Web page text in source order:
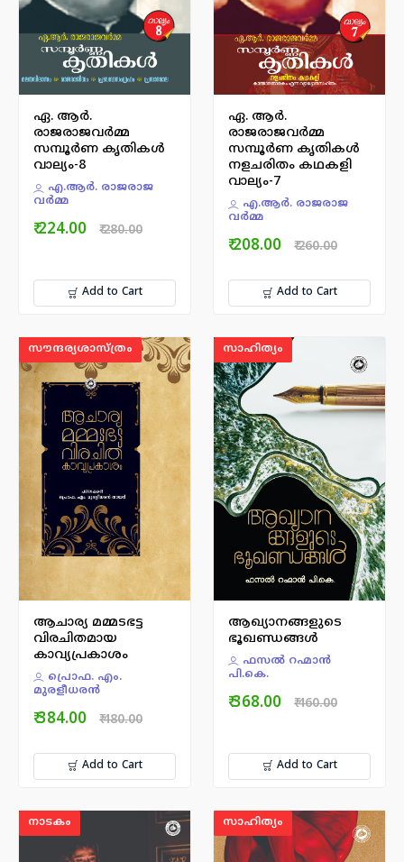
ഏ. ആർ.
രാജരാജവര്‍മ്മ
സമ്പൂര്‍ണ കൃതികൾ
വാല്യം-8
എ.ആർ. രാജരാജ
വർമ്മ
₹ 224.00 ₹ 280.00
Add to Cart
ഏ. ആർ.
രാജരാജവര്‍മ്മ
സമ്പൂര്‍ണ കൃതികൾ
നളചരിതം കഥകളി
വാല്യം-7
എ.ആർ. രാജരാജ
വർമ്മ
₹ 208.00 ₹ 260.00
Add to Cart
സൗന്ദര്യശാസ്ത്രം
ആചാര്യ മമ്മടഭട്ട
വിരചിതമായ
കാവ്യപ്രകാശം
പ്രൊഫ. എം.
മുരളീധരന്‍
₹ 384.00 ₹ 480.00
Add to Cart
സാഹിത്യം
ആഖ്യാനങ്ങളുടെ
ഭൂഖണ്ഡങ്ങൾ
ഫസല്‍ റഹ്മാന്‍
പി.കെ.
₹ 368.00 ₹ 460.00
Add to Cart
നാടകം സാഹിത്യം